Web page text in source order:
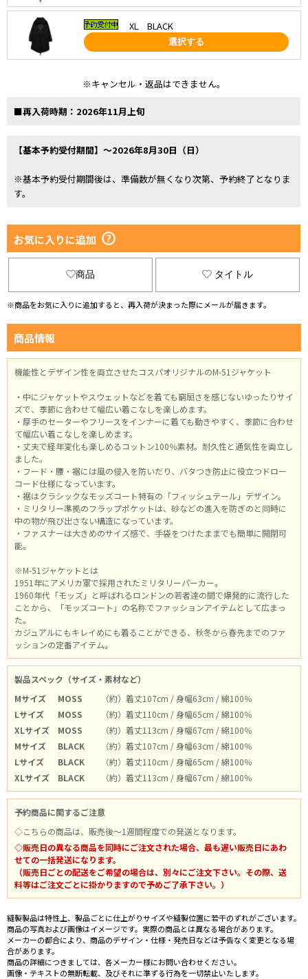
XL BLACK
選択する
※キャンセル・返品はできません。
■再入荷時期：2026年11月上旬
【基本予約受付期間】～2026年8月30日（日）
※基本予約受付期間後は、準備数が無くなり次第、予約終了となりま
す。
お気に入りに追加
商品 タイトル
※商品をお気に入りに追加すると、再入荷が決まった際にメールが届きます。
商品情報
機能性とデザイン性を両立させたコスパオリジナルのM-51ジャケット
・中にジャケットやスウェットなどを着ても窮屈さを感じないゆったりサイ
ズで、季節に合わせて幅広い着こなしを楽しめます。
・厚手のセーターやフリースをインナーに着ても動きやすく、季節に合わせ
て幅広い着こなしを楽しめます。
・丈夫で経年変化も楽しめるコットン100％素材。耐久性と通気性を両立し
ました。
・フード・腰・裾には風の侵入を防いだり、バタつき防止に役立つドロー
コード仕様になっています。
・裾はクラシックなモッズコート特有の「フィッシュテール」デザイン。
・ミリタリー準拠のフラップポケットは、砂などの進入を防ぎのと同時に
中の物が飛び出さない構造になっています。
・ファスナーは大きめのサイズ感で、手袋をつけたままでも簡単に開閉可
能。
※M-51ジャケットとは
1951年にアメリカ軍で採用されたミリタリーパーカー。
1960年代「モッズ」と呼ばれるロンドンの若者達の間で爆発的に流行した
ことから、「モッズコート」の名称でファッションアイテムとして広まっ
た。
カジュアルにもキレイめにも着ることができる、秋冬から春先までのファ
ッションの定番アイテム。
製品スペック（サイズ・素材など）
Mサイズ
MOSS
（約）着丈107cm / 身幅63cm / 綿100％
Lサイズ
MOSS
（約）着丈110cm / 身幅65cm / 綿100％
XLサイズ
MOSS
（約）着丈113cm / 身幅67cm / 綿100％
Mサイズ
BLACK
（約）着丈107cm / 身幅63cm / 綿100％
Lサイズ
BLACK
（約）着丈110cm / 身幅65cm / 綿100％
XLサイズ
BLACK （約）着丈113cm / 身幅67cm / 綿100％
予約商品に関するご注意
◇こちらの商品は、販売後～1週間程度での発送となります。
◇販売日の異なる商品を同時にご注文された場合、最も遅い販売日にあわ
せての一括発送になります。
（販売日ごとの配送をご希望の場合は、別々にご注文下さい。その際、送
料等はご注文ごとに掛かりますので予めご了承下さい。）
縫製製品は特性上、製品ごとに仕上がりサイズや縫製位置に若干のずれがございます。
商品の写真および画像はイメージです。実際の商品とは異なる場合があります。
メーカーの都合により、商品のデザイン・仕様・発売日などは予告なく変更となる場
合があります。
商品の詳細につきましては、各メーカー様にお問い合わせください。
画像・テキストの無断転載、及びそれに準ずる行為を一切禁止いたします。